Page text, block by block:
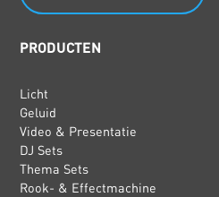
PRODUCTEN
Licht
Geluid
Video & Presentatie
DJ Sets
Thema Sets
Rook- & Effectmachine